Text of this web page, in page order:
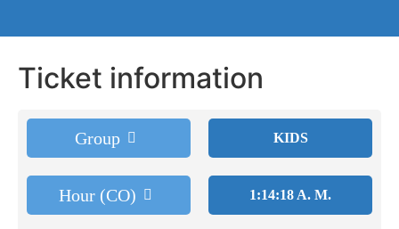
Ticket information
Group
Hour (CO)
KIDS
1:14:18 A. M.